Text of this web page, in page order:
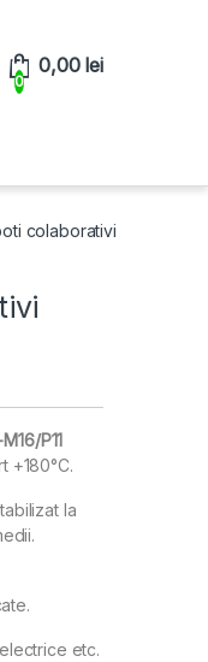
0
0,00 lei
colaborativi
P11
+180°C.
la
etc.